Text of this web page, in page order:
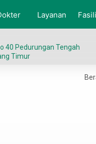
Layanan
40 Pedurungan Tengah
Timur